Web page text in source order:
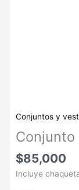
Conjuntos y
$85,000
Incluye